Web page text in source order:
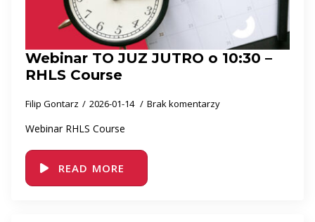
Webinar TO JUZ JUTRO o 10:30 –
RHLS Course
Filip Gontarz 2026-01-14 Brak komentarzy
Webinar RHLS Course
READ MORE